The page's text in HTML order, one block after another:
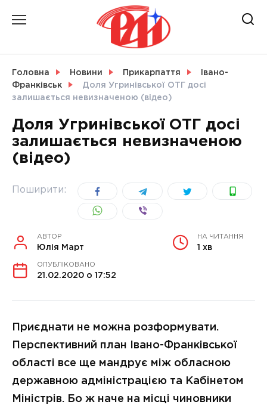
СВІТ
УКРАЇНА
Головна Новини Прикарпаття
Івано-
Франківськ
Доля Угринівської ОТГ досі
залишається невизначеною (відео)
Доля Угринівської ОТГ досі
залишається невизначеною
(відео)
Поширити:
АВТОР
Юлія Март
НА ЧИТАННЯ
1 хв
ОПУБЛІКОВАНО
21.02.2020 о 17:52
Приєднати не можна розформувати.
Перспективний план Івано-Франківської
області все ще мандрує між обласною
державною адміністрацією та Кабінетом
Міністрів. Бо ж наче на місці чиновники